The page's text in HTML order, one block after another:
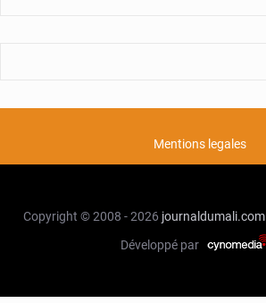
Mentions legales
Copyright © 2008 - 2026 journaldumali.com
Développé par